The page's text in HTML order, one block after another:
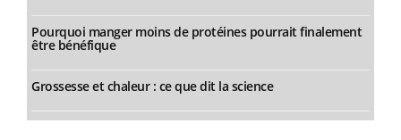
Pourquoi manger moins de protéines pourrait finalement
être bénéfique
Grossesse et chaleur : ce que dit la science